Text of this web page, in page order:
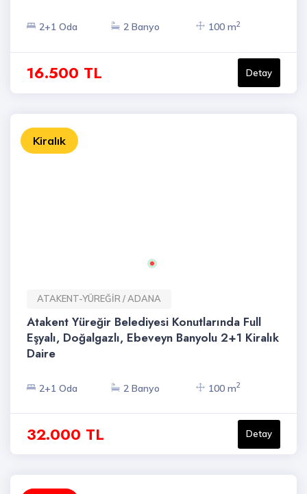
2+1 Oda 2 Banyo 100 m2
16.500 TL Detay
Kiralık
ATAKENT-YÜREĞİR / ADANA
Atakent Yüreğir Belediyesi Konutlarında Full
Eşyalı, Doğalgazlı, Ebeveyn Banyolu 2+1 Kiralık
Daire
2+1 Oda 2 Banyo 100 m2
32.000 TL Detay